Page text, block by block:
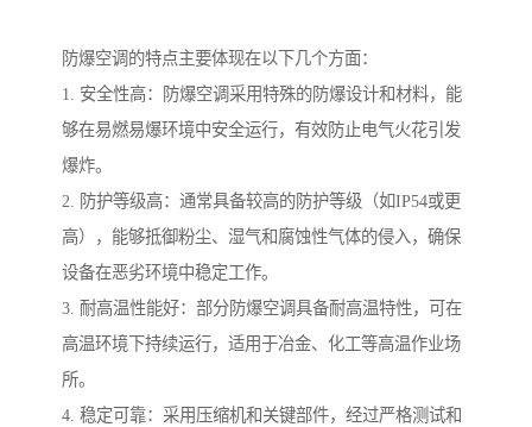
防爆空调的特点主要体现在以下几个方面：
1. 安全性高：防爆空调采用特殊的防爆设计和材料，能
够在易燃易爆环境中安全运行，有效防止电气火花引发
爆炸。
2. 防护等级高：通常具备较高的防护等级（如IP54或更
高），能够抵御粉尘、湿气和腐蚀性气体的侵入，确保
设备在恶劣环境中稳定工作。
3. 耐高温性能好：部分防爆空调具备耐高温特性，可在
高温环境下持续运行，适用于冶金、化工等高温作业场
所。
4. 稳定可靠：采用压缩机和关键部件，经过严格测试和